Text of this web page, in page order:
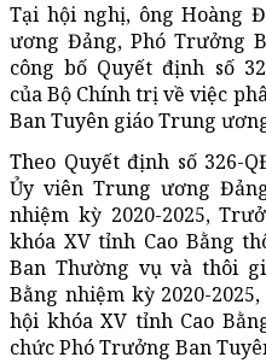
Tại hội nghị, ông Hoàng
ương Đảng, Phó Trưởng
công bố Quyết định số
của Bộ Chính trị về việc
Ban Tuyên giáo Trung
Theo Quyết định số 326-
Ủy viên Trung ương
nhiệm kỳ 2020-2025,
khóa XV tỉnh Cao Bằng
Ban Thường vụ và thôi
Bằng nhiệm kỳ 2020-
hội khóa XV tỉnh Cao
chức Phó Trưởng Ban